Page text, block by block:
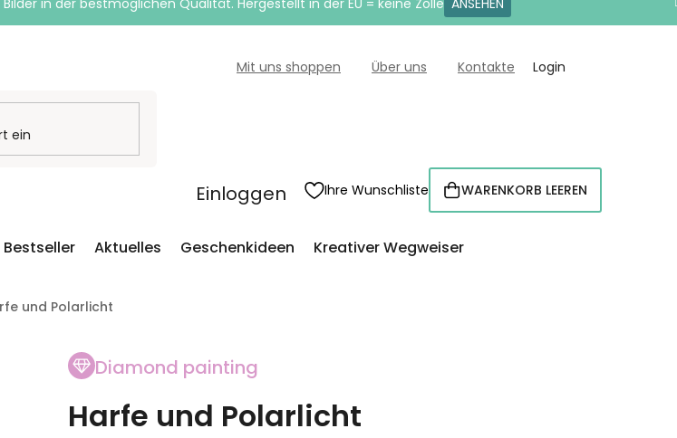
in der bestmöglichen Qualität. Hergestellt in der EU = keine Zölle ANSEHEN
Mit uns shoppen Über uns Kontakte Login
Einloggen Ihre Wunschliste WARENKORB
WARENKORB LEEREN
Bestseller Aktuelles Geschenkideen Kreativer Wegweiser
und Polarlicht
Diamond painting
Harfe und Polarlicht